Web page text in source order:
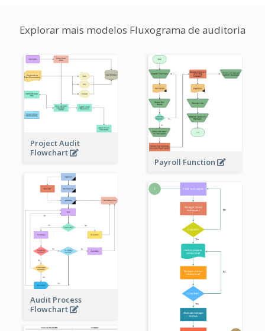
Explorar mais modelos Fluxograma de auditoria
Project Audit
Flowchart
Payroll Function
Audit Process
Flowchart